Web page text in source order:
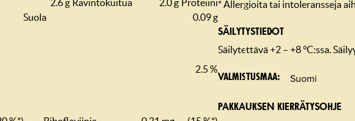
2.6 g Ravintokuitua 2.0 g Proteiini
Suola 0.09 g
2.5 %
* Allergioita tai intoleransseja
SÄILYTYSTIEDOT
Säilytettävä +2 – +8 °C:ssa.
Valmistusmaa Suomi
PAKKAUKSEN KIERRÄTYSOHJE